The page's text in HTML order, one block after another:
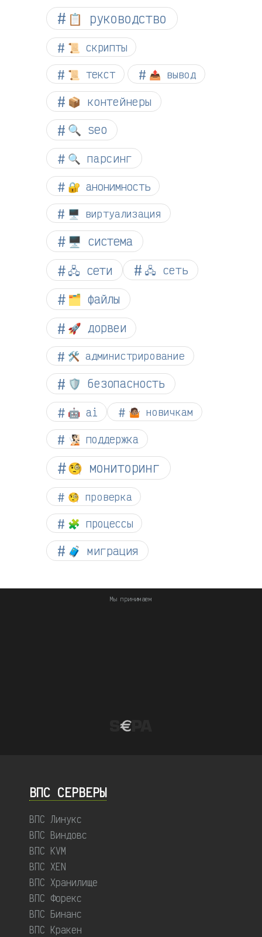
📋 руководство
📜 скрипты
📜 текст 📤 вывод
📦 контейнеры
🔍 seo
🔍 парсинг
🔐 анонимность
🖥️ виртуализация
🖥️ система
🖧 сети
🖧 сеть
🗂️ файлы
🚀 дорвеи
🛠️ администрирование
🛡️ безопасность
🤖 ai 🤷🏽 новичкам
🧏🏻 поддержка
🧐 мониторинг
🧐 проверка
🧩 процессы
🧳 миграция
Мы принимаем
ВПС СЕРВЕРЫ
ВПС Линукс
ВПС Виндовс
ВПС KVM
ВПС XEN
ВПС Хранилище
ВПС Форекс
ВПС Бинанс
ВПС Кракен